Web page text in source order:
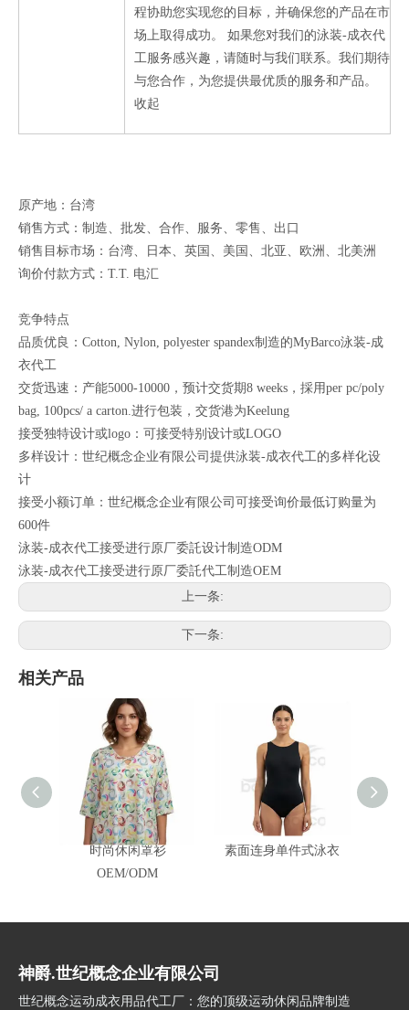
程协助您实现您的目标，并确保您的产品在市
场上取得成功。 如果您对我们的泳装-成衣代
工服务感兴趣，请随时与我们联系。我们期待
与您合作，为您提供最优质的服务和产品。
收起
原产地：台湾
销售方式：制造、批发、合作、服务、零售、出口
销售目标市场：台湾、日本、英国、美国、北亚、欧洲、北美洲
询价付款方式：T.T. 电汇
竞争特点
品质优良：Cotton, Nylon, polyester spandex制造的MyBarco泳装-成
衣代工
交货迅速：产能5000-10000，预计交货期8 weeks，採用per pc/poly
bag, 100pcs/ a carton.进行包装，交货港为Keelung
接受独特设计或logo：可接受特别设计或LOGO
多样设计：世纪概念企业有限公司提供泳装-成衣代工的多样化设
计
接受小额订单：世纪概念企业有限公司可接受询价最低订购量为
600件
泳装-成衣代工接受进行原厂委託设计制造ODM
泳装-成衣代工接受进行原厂委託代工制造OEM
上一条:
下一条:
相关产品
时尚休闲罩衫
OEM/ODM
素面连身单件式泳衣
神爵.世纪概念企业有限公司
世纪概念运动成衣用品代工厂：您的顶级运动休闲品牌制造